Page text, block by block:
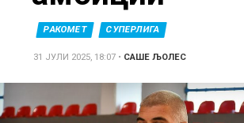
РАКОМЕТ СУПЕРЛИГА
31 ЈУЛИ 2025, 18:07 • САШЕ ЉОЛЕС